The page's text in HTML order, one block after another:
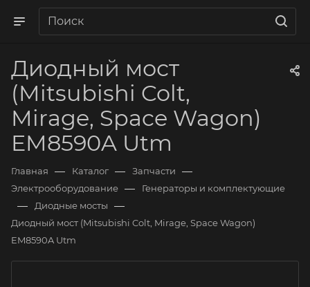
Диодный мост
(Mitsubishi Colt,
Mirage, Space Wagon)
EM8590A Utm
Главная — Каталог — Запчасти —
Электрооборудование — Генераторы и комплектующие
— Диодные мосты —
Диодный мост (Mitsubishi Colt, Mirage, Space Wagon)
EM8590A Utm